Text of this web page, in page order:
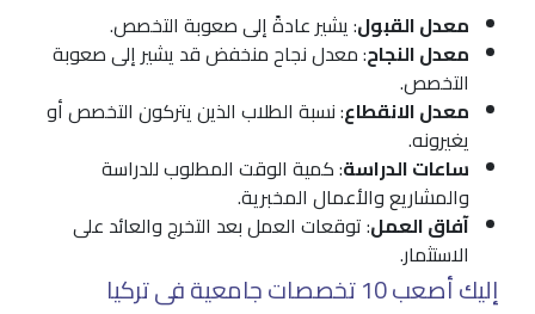
معدل القبول: يشير عادةً إلى صعوبة التخصص.
معدل النجاح: معدل نجاح منخفض قد يشير إلى صعوبة
التخصص.
معدل الانقطاع: نسبة الطلاب الذين يتركون التخصص أو
يغيرونه.
ساعات الدراسة: كمية الوقت المطلوب للدراسة
والمشاريع والأعمال المخبرية.
آفاق العمل: توقعات العمل بعد التخرج والعائد على
الاستثمار.
إليك أصعب 10 تخصصات جامعية فى تركيا